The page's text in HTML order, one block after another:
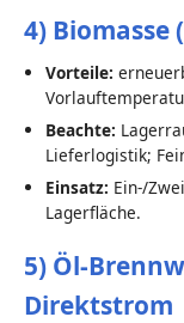
4)
Vorteile:
Beachte:
Lieferlogistik;
Einsatz: Ein-/
Lagerfläche.
5) Öl-
Direktstrom